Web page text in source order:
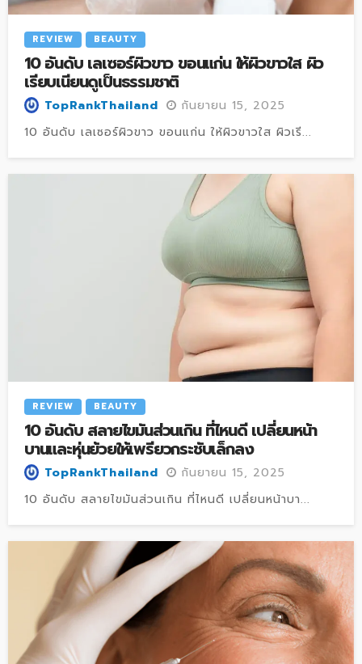
REVIEW BEAUTY
10 อันดับ เลเซอร์ผิวขาว ขอนแก่น ให้ผิวขาวใส ผิว
เรียบเนียนดูเป็นธรรมชาติ
TopRankThailand
กันยายน 15, 2025
10 อันดับ เลเซอร์ผิวขาว ขอนแก่น ให้ผิวขาวใส ผิวเรี...
REVIEW BEAUTY
10 อันดับ สลายไขมันส่วนเกิน ที่ไหนดี เปลี่ยนหน้า
บานและหุ่นย้วยให้เพรียวกระชับเล็กลง
TopRankThailand
กันยายน 15, 2025
10 อันดับ สลายไขมันส่วนเกิน ที่ไหนดี เปลี่ยนหน้าบา...